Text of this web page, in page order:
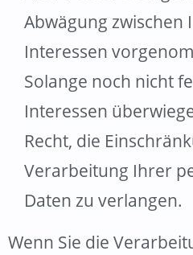
Abwägung
Interessen
Solange noch nicht
Interessen
Recht, die
Verarbeitung Ihrer
Daten zu verlangen.
Wenn Sie die